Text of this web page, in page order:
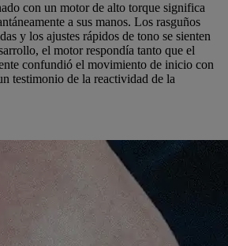
con un motor de alto torque significa
a sus manos. Los rasguños
y los ajustes rápidos de tono se sienten
el motor respondía tanto que el
confundió el movimiento de inicio con
testimonio de la reactividad de la